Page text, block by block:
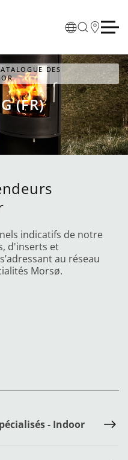
DES
(FR)
indicatifs de notre
d'inserts et
au réseau
Morsø.
- Indoor